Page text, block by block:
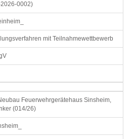
0002)
mit Teilnahmewettbewerb
Feuerwehrgerätehaus Sinsheim,
(014/26)